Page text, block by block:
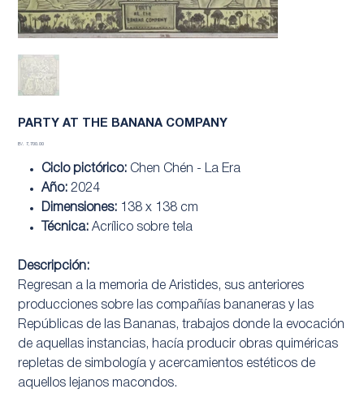
PARTY AT THE BANANA COMPANY
Precio
B/. 7,700.00
Ciclo pictórico: Chen Chén - La Era
Año: 2024
Dimensiones:
138 x 138 cm
Técnica:Acrílico sobre tela
Descripción:
Regresan a la memoria de Aristides, sus anteriores
producciones sobre las compañías bananeras y las
Repúblicas de las Bananas, trabajos donde la evocación
de aquellas instancias, hacía producir obras quiméricas
repletas de simbología y acercamientos estéticos de
aquellos lejanos macondos.